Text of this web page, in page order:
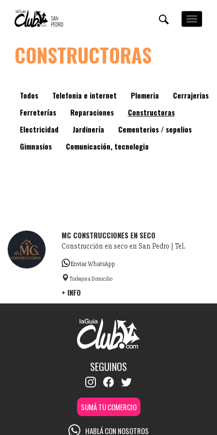
contenido
Toggle
navigation
CONSTRUCTORAS
Todos Telefonia e internet Plomeria
Cerrajerias
Ferreterías
Reparaciones
Constructoras
Electricidad
Jardinería
Cementerios / sepelios
Gimnasios
Comunicación, tecnologia
MC CONSTRUCCIONES EN SECO
Construcción en seco en San Pedro | Tel.
Enviar WhatsApp
Trabajos a Domicilio
+ INFO
SEGUINOS
SUMÁ TU COMERCIO
HABLÁ CON NOSOTROS